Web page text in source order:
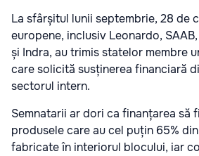
La sfârșitul lunii septembrie, 28 de
europene, inclusiv Leonardo,
și Indra, au trimis statelor membre
care solicită susținerea financiară
sectorul intern.
Semnatarii ar dori ca finanțarea să
produsele care au cel puțin 65%
fabricate în interiorul blocului, iar